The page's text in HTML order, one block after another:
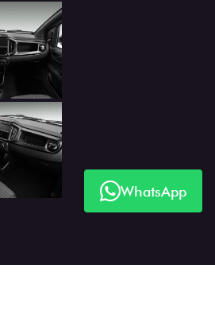
Próximo
WhatsApp